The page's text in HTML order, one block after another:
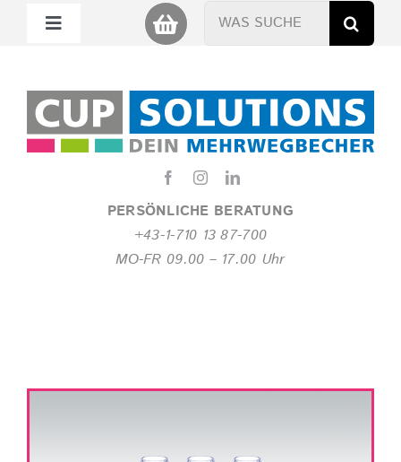
PERSÖNLICHE BERATUNG
+43-1-710 13 87-700
MO-FR 09.00 – 17.00 Uhr
Toggle
Miet Cup
Nachhaltigkeit
Suche
nach: